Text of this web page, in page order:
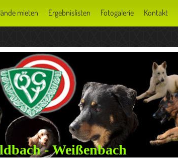
mieten Ergebnislisten Fotogalerie Kontakt
- Weißenbach